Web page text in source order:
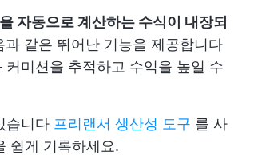
자동으로 계산하는 수식이 내장되
같은 뛰어난 기능을 제공합니다
미션을 추적하고 수익을 높일 수
습니다 프리랜서 생산성 도구 를 사
쉽게 기록하세요.